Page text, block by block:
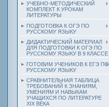
УЧЕБНО-МЕТОДИЧЕСКИЙ
КОМПЛЕКТ К УРОКАМ
ЛИТЕРАТУРЫ
ПОДГОТОВКА К ОГЭ ПО
РУССКОМУ ЯЗЫКУ
ДИДАКТИЧЕСКИЙ МАТЕРИАЛ
ДЛЯ ПОДГОТОВКИ К ОГЭ ПО
РУССКОМУ ЯЗЫКУ В 9 КЛАССЕ
ГОТОВИМ УЧЕНИКОВ К ЕГЭ ПО
РУССКОМУ ЯЗЫКУ
СРАВНИТЕЛЬНАЯ ТАБЛИЦА
ТРЕБОВАНИЙ К ЗНАНИЯМ,
УМЕНИЯМ И НАВЫКАМ
УЧАЩИХСЯ ПО ЛИТЕРАТУРЕ
ХIХ ВЕКА